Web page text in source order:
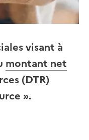
visant à
montant net
(DTR)
».